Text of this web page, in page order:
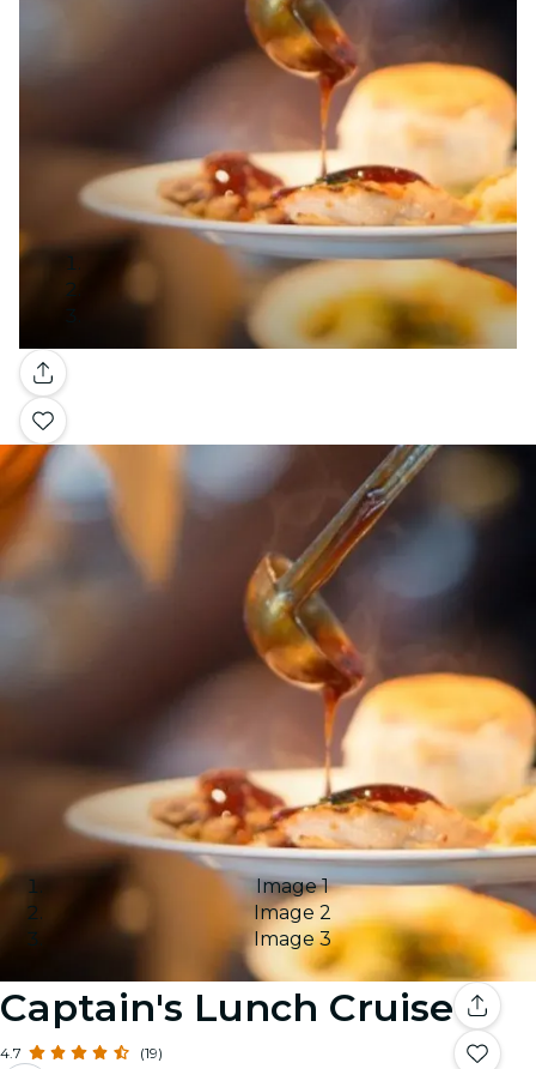
Galería
Image 1
Image 2
Image 3
Captain's Lunch Cruise
4.7 (19)